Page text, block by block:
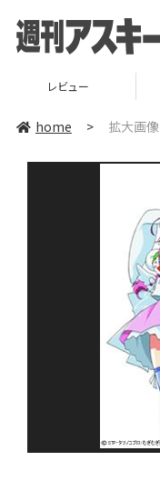
レビュー
home > 拡大画像